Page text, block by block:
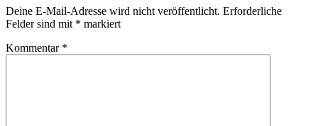
Deine E-Mail-Adresse wird nicht veröffentlicht. Erforderliche
Felder sind mit * markiert
Kommentar *